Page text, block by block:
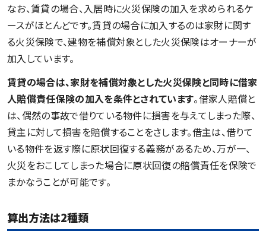
なお、賃貸の場合、入居時に火災保険の加入を求められるケ
ースがほとんどです。賃貸の場合に加入するのは家財に関す
る火災保険で、建物を補償対象とした火災保険はオーナーが
加入しています。
賃貸の場合は、家財を補償対象とした火災保険と同時に借家
人賠償責任保険の加入を条件とされています。借家人賠償と
は、偶然の事故で借りている物件に損害を与えてしまった際、
貸主に対して損害を賠償することをさします。借主は、借りて
いる物件を返す際に原状回復する義務があるため、万が一、
火災をおこしてしまった場合に原状回復の賠償責任を保険で
まかなうことが可能です。
算出方法は2種類